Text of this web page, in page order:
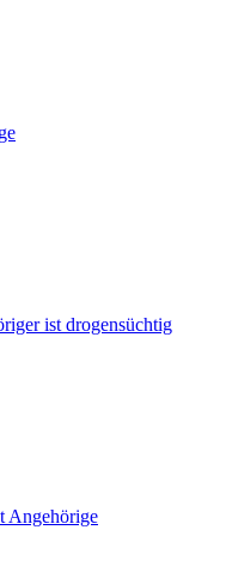
ist drogensüchtig
Angehörige